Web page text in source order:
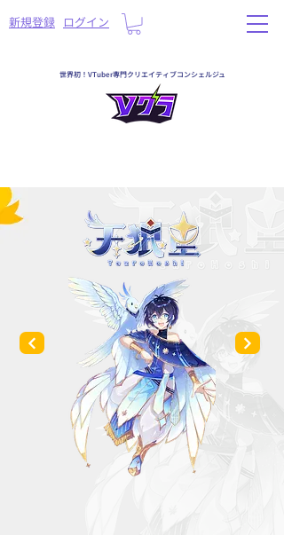
​新規登録 ログイン
世界初！VTuber専門クリエイティブコンシェルジュ